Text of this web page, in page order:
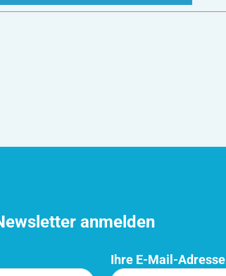
anmelden
Ihre E-Mail-Adresse